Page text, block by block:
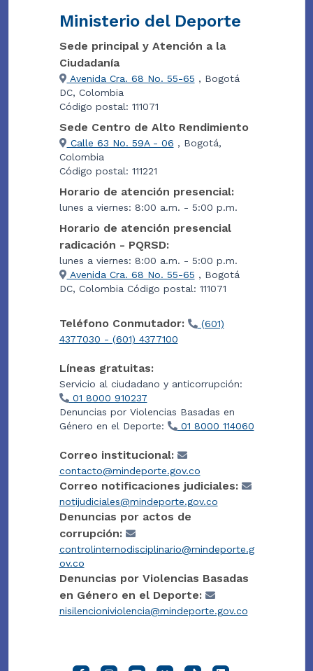
Ministerio del Deporte
Sede principal y Atención a la
Ciudadanía
Avenida Cra. 68 No. 55-65 , Bogotá
DC, Colombia
Código postal: 111071
Sede Centro de Alto Rendimiento
Calle 63 No. 59A - 06 , Bogotá,
Colombia
Código postal: 111221
Horario de atención presencial:
lunes a viernes: 8:00 a.m. - 5:00 p.m.
Horario de atención presencial
radicación - PQRSD:
lunes a viernes: 8:00 a.m. - 5:00 p.m.
Avenida Cra. 68 No. 55-65 , Bogotá
DC, Colombia Código postal: 111071
Teléfono Conmutador:
(601)
4377030 - (601) 4377100
Líneas gratuitas:
Servicio al ciudadano y anticorrupción:
01 8000 910237
Denuncias por Violencias Basadas en
Género en el Deporte:
01 8000 114060
Correo institucional:
contacto@mindeporte.gov.co
Correo notificaciones judiciales:
notijudiciales@mindeporte.gov.co
Denuncias por actos de
corrupción:
controlinternodisciplinario@mindeporte.g
ov.co
Denuncias por Violencias Basadas
en Género en el Deporte:
nisilencioniviolencia@mindeporte.gov.co